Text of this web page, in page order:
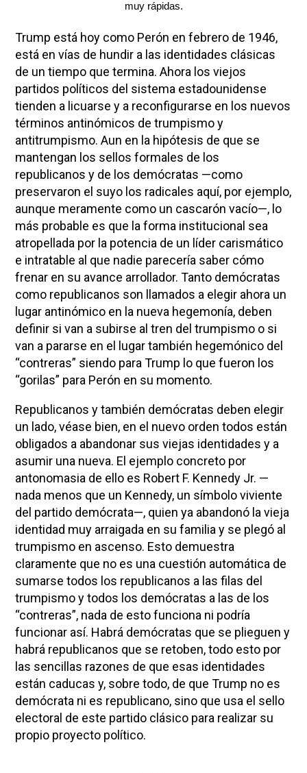
muy rápidas.
Trump está hoy como Perón en febrero de 1946,
está en vías de hundir a las identidades clásicas
de un tiempo que termina. Ahora los viejos
partidos políticos del sistema estadounidense
tienden a licuarse y a reconfigurarse en los nuevos
términos antinómicos de trumpismo y
antitrumpismo. Aun en la hipótesis de que se
mantengan los sellos formales de los
republicanos y de los demócratas —como
preservaron el suyo los radicales aquí, por ejemplo,
aunque meramente como un cascarón vacío—, lo
más probable es que la forma institucional sea
atropellada por la potencia de un líder carismático
e intratable al que nadie parecería saber cómo
frenar en su avance arrollador. Tanto demócratas
como republicanos son llamados a elegir ahora un
lugar antinómico en la nueva hegemonía, deben
definir si van a subirse al tren del trumpismo o si
van a pararse en el lugar también hegemónico del
“contreras” siendo para Trump lo que fueron los
“gorilas” para Perón en su momento.
Republicanos y también demócratas deben elegir
un lado, véase bien, en el nuevo orden todos están
obligados a abandonar sus viejas identidades y a
asumir una nueva. El ejemplo concreto por
antonomasia de ello es Robert F. Kennedy Jr. —
nada menos que un Kennedy, un símbolo viviente
del partido demócrata—, quien ya abandonó la vieja
identidad muy arraigada en su familia y se plegó al
trumpismo en ascenso. Esto demuestra
claramente que no es una cuestión automática de
sumarse todos los republicanos a las filas del
trumpismo y todos los demócratas a las de los
“contreras”, nada de esto funciona ni podría
funcionar así. Habrá demócratas que se plieguen y
habrá republicanos que se retoben, todo esto por
las sencillas razones de que esas identidades
están caducas y, sobre todo, de que Trump no es
demócrata ni es republicano, sino que usa el sello
electoral de este partido clásico para realizar su
propio proyecto político.